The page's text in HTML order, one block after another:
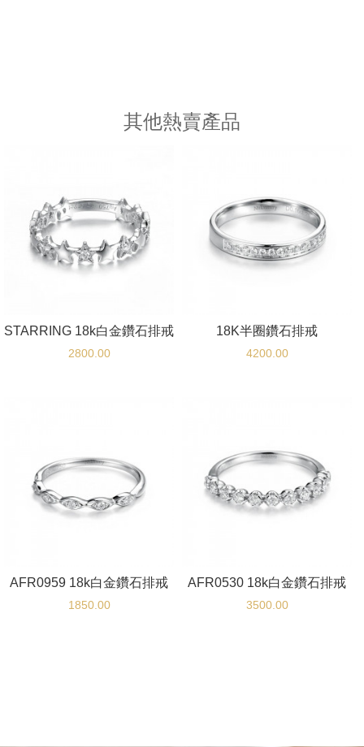
其他熱賣產品
STARRING 18k白金鑽石排戒
2800.00
18K半圈鑽石排戒
4200.00
AFR0959 18k白金鑽石排戒
1850.00
AFR0530 18k白金鑽石排戒
3500.00